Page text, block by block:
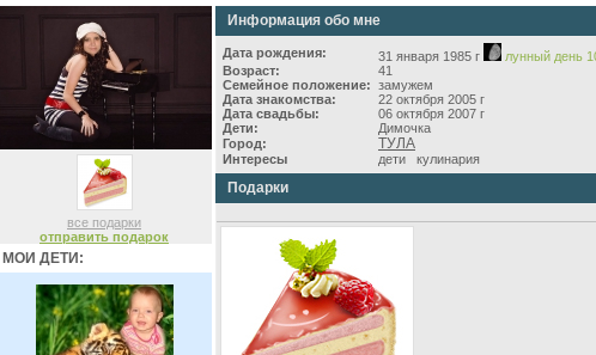
все подарки
отправить подарок
МОИ ДЕТИ:
Информация обо мне
Дата рождения: 31 января 1985 г
лунный день
Возраст:
41
Семейное положение: замужем
Дата знакомства:
22 октября 2005 г
Дата свадьбы:
06 октября 2007 г
Дети:
Димочка
Город:
ТУЛА
Интересы дети кулинария
Подарки